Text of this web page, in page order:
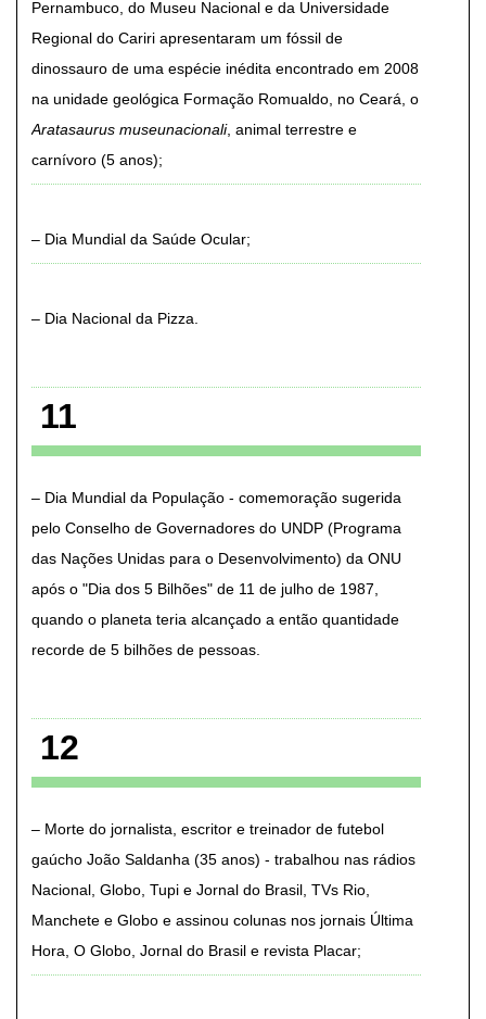
Pernambuco, do Museu Nacional e da Universidade
Regional do Cariri apresentaram um fóssil de
dinossauro de uma espécie inédita encontrado em 2008
na unidade geológica Formação Romualdo, no Ceará, o
Aratasaurus museunacionali, animal terrestre e
carnívoro (5 anos)
Dia Mundial da Saúde Ocular
Dia Nacional da Pizza
11
Dia Mundial da População - comemoração sugerida
pelo Conselho de Governadores do UNDP (Programa
das Nações Unidas para o Desenvolvimento) da ONU
após o "Dia dos 5 Bilhões" de 11 de julho de 1987,
quando o planeta teria alcançado a então quantidade
recorde de 5 bilhões de pessoas
12
Morte do jornalista, escritor e treinador de futebol
gaúcho João Saldanha (35 anos) - trabalhou nas rádios
Nacional, Globo, Tupi e Jornal do Brasil, TVs Rio,
Manchete e Globo e assinou colunas nos jornais Última
Hora, O Globo, Jornal do Brasil e revista Placar